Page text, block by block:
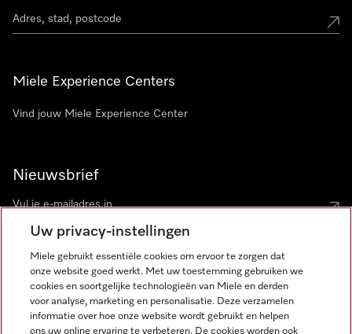
Miele Experience Centers
Vind jouw Miele Experience Center
Nieuwsbrief
Miele op Instagram
Miele op Facebook
Miele op Youtube
Uw privacy-instellingen
Miele gebruikt essentiële cookies om ervoor te zorgen dat
onze website goed werkt. Met uw toestemming gebruiken we
cookies en soortgelijke technologieën van Miele en derden
voor analyse, marketing en personalisatie. Deze verzamelen
informatie over hoe onze website wordt gebruikt en helpen
ons uw online ervaring te verbeteren. De cookies worden ook